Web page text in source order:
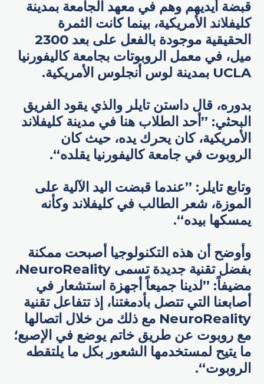
قبضة أيديهم وهم في معهد الجامعة بمدينة
كليفلاند الأمريكية، بينما كانت الثمرة
الحقيقية موجودة بالفعل على بعد 2300
ميل، في معمل الروبوتات بجامعة كاليفورنيا
UCLA بمدينة لوس أنجلوس الأمريكية.
بدوره، قال داستن تايلر والذي يقود الفريق
البحثي: ”أحد الطلاب هنا في مدينة كليفلاند
الأمريكية، كان يحرك يده، حيث كان
الروبوت في جامعة كاليفورنيا يقلده“.
وتابع تايلر: ”عندما قبضت اليد الآلية على
الموزة، شعر الطالب في كليفلاند وكأنه
يمسكها بيده“.
وأوضح أن هذه التكنولوجيا أصبحت ممكنة
بفضل تقنية جديدة تسمى NeuroReality،
مضيفاً: ”لدينا جميعاً أجهزة استشعار في
أصابعنا التي تتصل بأدمغتنا، إذ تتفاعل تقنية
NeuroReality مع ذلك من خلال اتصالها
مع روبوت عن طريق خاتم يوضع في الإصبع؛
ما يتيح لمستخدمها الشعور بكل ما يلتقطه
الروبوت“.